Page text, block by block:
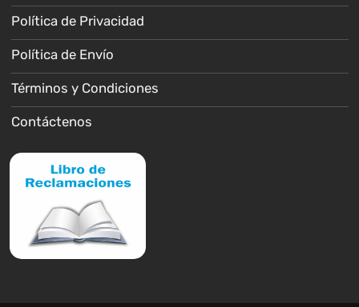
Política de Privacidad
Política de Envío
Términos y Condiciones
Contáctenos